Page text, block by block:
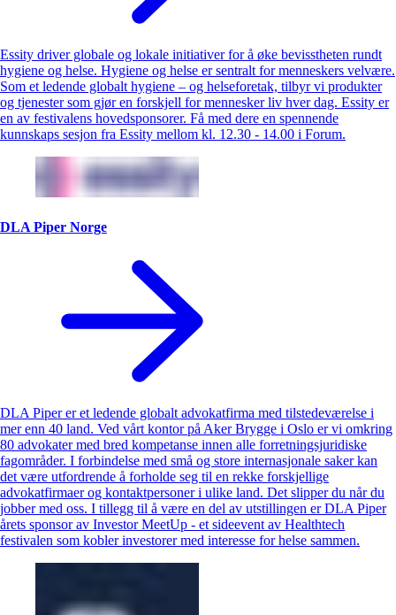
Essity driver globale og lokale initiativer for å øke bevisstheten rundt
hygiene og helse. Hygiene og helse er sentralt for menneskers velvære.
Som et ledende globalt hygiene – og helseforetak, tilbyr vi produkter
og tjenester som gjør en forskjell for mennesker liv hver dag. Essity er
en av festivalens hovedsponsorer. Få med dere en spennende
kunnskaps sesjon fra Essity mellom kl. 12.30 - 14.00 i Forum.
DLA Piper Norge
DLA Piper er et ledende globalt advokatfirma med tilstedeværelse i
mer enn 40 land. Ved vårt kontor på Aker Brygge i Oslo er vi omkring
80 advokater med bred kompetanse innen alle forretningsjuridiske
fagområder. I forbindelse med små og store internasjonale saker kan
det være utfordrende å forholde seg til en rekke forskjellige
advokatfirmaer og kontaktpersoner i ulike land. Det slipper du når du
jobber med oss. I tillegg til å være en del av utstillingen er DLA Piper
årets sponsor av Investor MeetUp - et sideevent av Healthtech
festivalen som kobler investorer med interesse for helse sammen.